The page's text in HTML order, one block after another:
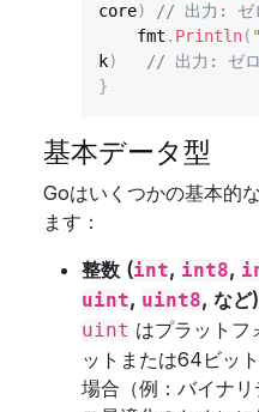
core)
// 出力: ゼ
    fmt
. Println(
k)
// 出力: ゼ
}
基本データ型
Goはいくつかの基本的
ます：
整数 (int, int8,
uint, uint8, など)
uint はプラットフ
ットまたは64ビッ
場合（例：バイナ